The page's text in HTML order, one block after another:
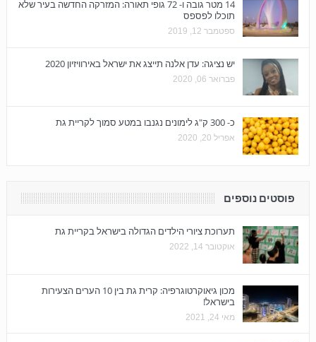
14 מטר גובה ו- 72 גופי תאורה: המזרקה החדשה בעיר שלא
תוכלו לפספס
ספטמבר 12, 2019
יש נציגה: עדן אלנה תייצג את ישראל באירוויזיון 2020
פברואר 06, 2020
כ- 300 ק"ג לימונים נגנבו במטע סמוך לקריית גת
אפריל 20, 2020
פוסטים נוספים
תערוכת ציורי הילדים הגדולה בישראל בקריית גת
אוקטובר 14, 2022
מכון גיאוקרטוגרפיה: קרית גת בין 10 הערים הצעירות
בישראל!
מאי 24, 2021